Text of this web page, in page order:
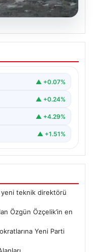
imza: Ceylan
▲ +0.07%
▲ +0.24%
▲ +4.29%
▲ +1.51%
yeni teknik direktörü
Özgün Özçelik’in en
Yeni Parti